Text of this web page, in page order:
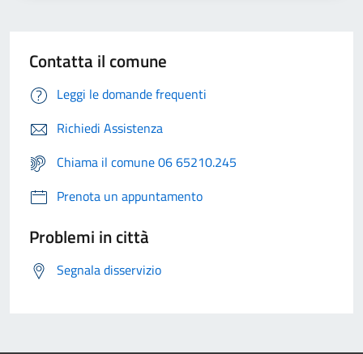
Contatta il comune
Leggi le domande frequenti
Richiedi Assistenza
Chiama il comune 06 65210.245
Prenota un appuntamento
Problemi in città
Segnala disservizio